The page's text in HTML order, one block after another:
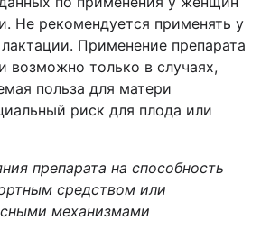
Не рекомендуется применять у
Применение препарата
возможно только в случаях,
польза для матери
риск для плода или
препарата на способность
средством или
механизмами